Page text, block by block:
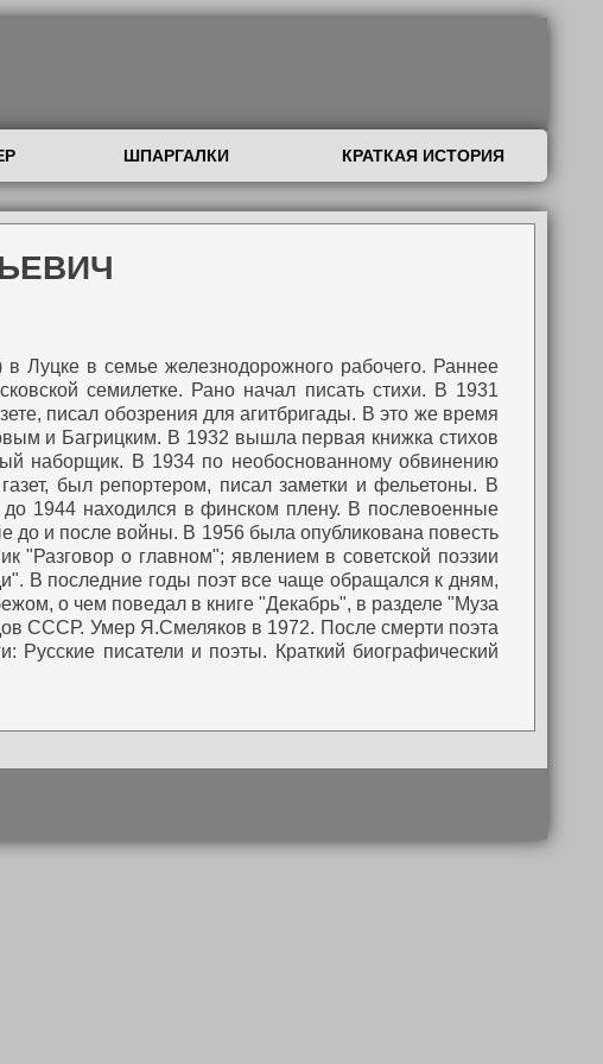
ШПАРГАЛКИ КРАТКАЯ ИСТОРИЯ
Луцке в семье железнодорожного рабочего. Раннее
семилетке. Рано начал писать стихи. В 1931
писал обозрения для агитбригады. В это же время
и Багрицким. В 1932 вышла первая книжка стихов
наборщик. В 1934 по необоснованному обвинению
был репортером, писал заметки и фельетоны. В
1944 находился в финском плену. В послевоенные
до и после войны. В 1956 была опубликована повесть
"Разговор о главном"; явлением в советской поэзии
В последние годы поэт все чаще обращался к дням,
о чем поведал в книге "Декабрь", в разделе "Муза
СССР. Умер Я.Смеляков в 1972. После смерти поэта
Русские писатели и поэты. Краткий биографический